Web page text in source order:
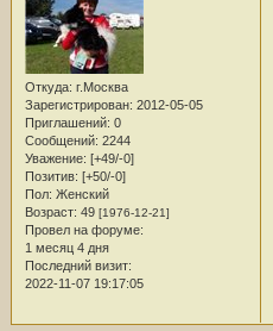
Откуда: г.Москва
Зарегистрирован: 2012-05-05
Приглашений: 0
Сообщений: 2244
Уважение: [+49/-0]
Позитив: [+50/-0]
Пол: Женский
Возраст: 49 [1976-12-21]
Провел на форуме:
1 месяц 4 дня
Последний визит:
2022-11-07 19:17:05